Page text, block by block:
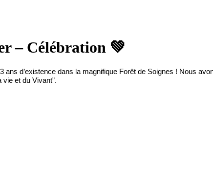
– Célébration 💚
ans d’existence dans la magnifique Forêt de Soignes ! Nous
et du Vivant”.